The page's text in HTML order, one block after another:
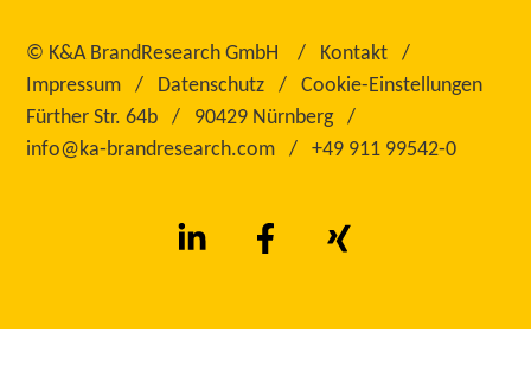
© K&A BrandResearch GmbH
Kontakt
Impressum
Datenschutz
Cookie-Einstellungen
Fürther Str. 64b
90429 Nürnberg
info@ka‑brandresearch.com
+49 911 99542‑0